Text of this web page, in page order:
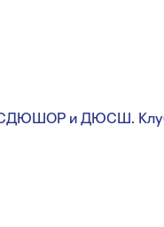
СДЮШОР и ДЮСШ.